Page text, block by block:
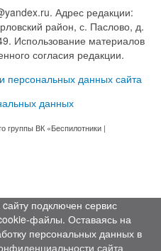
Адрес редакции:
район, с. Паслово, д.
Использование материалов
согласия редакции.
персональных данных сайта
данных
группы ВК «Беспилотники |
подключен сервис
файлы. Оставаясь на
персональных данных в
сайта